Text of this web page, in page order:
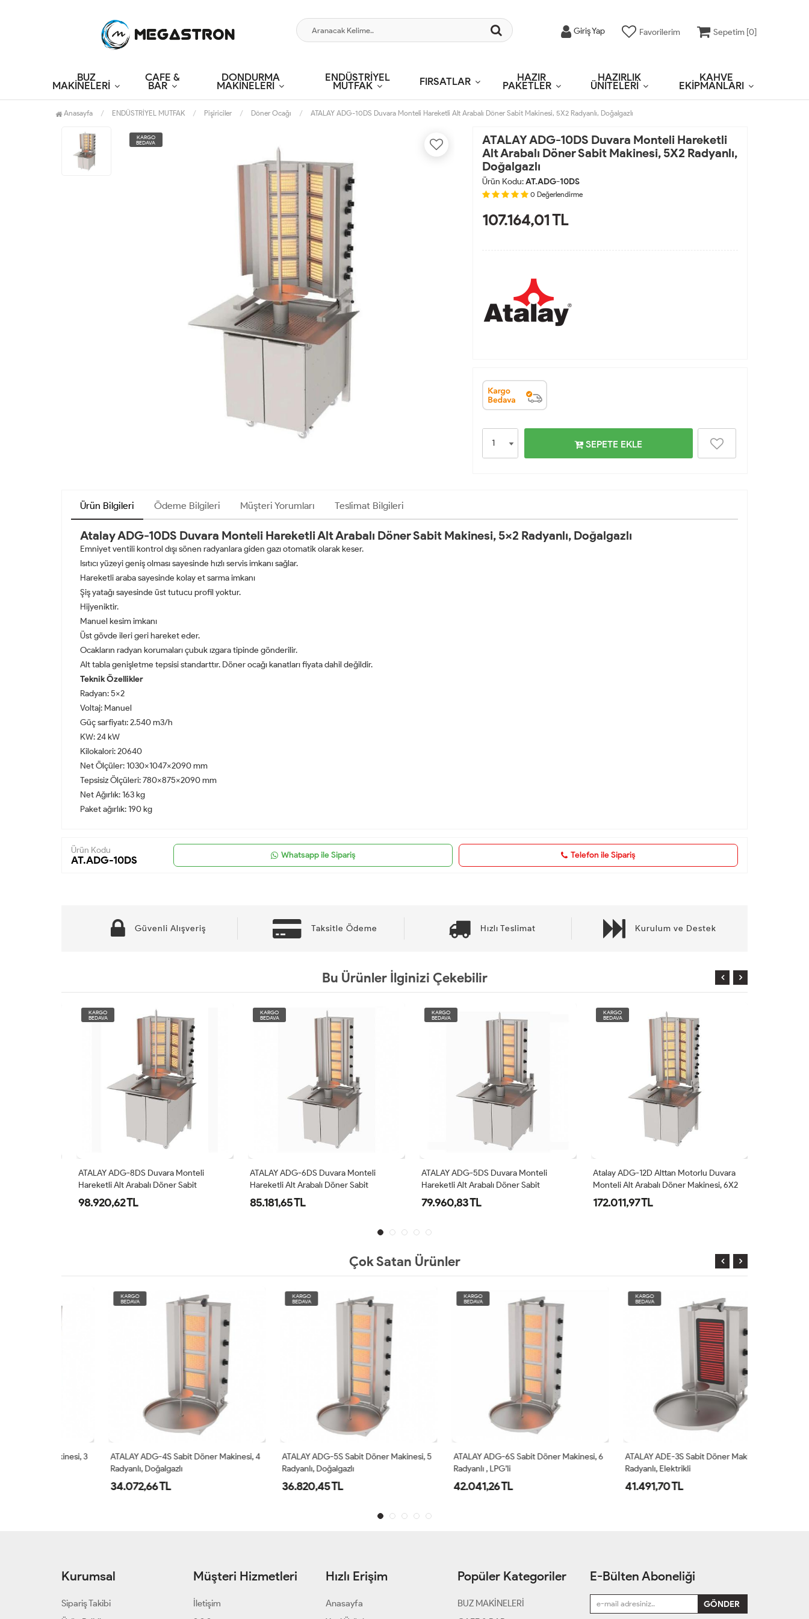
Giriş Yap Favorilerim Sepetim [0]
BUZ
MAKİNELERİ
CAFE &
BAR
DONDURMA
MAKİNELERİ
ENDÜSTRİYEL
MUTFAK FIRSATLAR HAZIR
PAKETLER
HAZIRLIK
ÜNİTELERİ
KAHVE
EKİPMANLARI
Anasayfa ENDÜSTRİYEL MUTFAK Pişiriciler Döner Ocağı ATALAY ADG-10DS Duvara Monteli Hareketli Alt Arabalı Döner Sabit Makinesi, 5X2 Radyanlı, Doğalgazlı
KARGO
BEDAVA
ATALAY ADG-10DS Duvara Monteli Hareketli
Alt Arabalı Döner Sabit Makinesi, 5X2 Radyanlı,
Doğalgazlı
Ürün Kodu:AT.ADG-10DS
0 Değerlendirme
107.164,01TL
SEPETE EKLE
Ürün Bilgileri Ödeme Bilgileri Müşteri Yorumları Teslimat Bilgileri
Atalay ADG-10DS Duvara Monteli Hareketli Alt Arabalı Döner Sabit Makinesi, 5x2 Radyanlı, Doğalgazlı
Emniyet ventili kontrol dışı sönen radyanlara giden gazı otomatik olarak keser.
Isıtıcı yüzeyi geniş olması sayesinde hızlı servis imkanı sağlar.
Hareketli araba sayesinde kolay et sarma imkanı
Şiş yatağı sayesinde üst tutucu profil yoktur.
Hijyeniktir.
Manuel kesim imkanı
Üst gövde ileri geri hareket eder.
Ocakların radyan korumaları çubuk ızgara tipinde gönderilir.
Alt tabla genişletme tepsisi standarttır. Döner ocağı kanatları fiyata dahil değildir.
Teknik Özellikler
Radyan: 5x2
Voltaj: Manuel
Güç sarfiyatı: 2.540 m3/h
KW: 24 kW
Kilokalori: 20640
Net Ölçüler: 1030x1047x2090 mm
Tepsisiz Ölçüleri: 780x875x2090 mm
Net Ağırlık: 163 kg
Paket ağırlık: 190 kg
Ürün Kodu
AT.ADG-10DS Whatsapp ile Sipariş Telefon ile Sipariş
Güvenli Alışveriş Taksitle Ödeme Hızlı Teslimat Kurulum ve Destek
Bu Ürünler İlginizi Çekebilir
KARGO
BEDAVA
ATALAY ADG-8DS Duvara Monteli
Hareketli Alt Arabalı Döner Sabit
Makinesi, 4+2 Radyanlı, Doğalgazlı
98.920,62 TL
KARGO
BEDAVA
ATALAY ADG-6DS Duvara Monteli
Hareketli Alt Arabalı Döner Sabit
Makinesi, 6 Radyanlı, Doğalgazlı
85.181,65 TL
KARGO
BEDAVA
ATALAY ADG-5DS Duvara Monteli
Hareketli Alt Arabalı Döner Sabit
Makinesi, 5 Radyanlı, Doğalgazlı
79.960,83 TL
KARGO
BEDAVA
Atalay ADG-12D Alttan Motorlu Duvara
Monteli Alt Arabalı Döner Makinesi, 6X2
Radyanlı, LPG'li
172.011,97 TL
Çok Satan Ürünler
ATALAY ADG-4S Sabit Döner Makinesi, 4
Radyanlı, Doğalgazlı
34.072,66 TL
ATALAY ADG-5S Sabit Döner Makinesi, 5
Radyanlı, Doğalgazlı
36.820,45 TL
ATALAY ADG-6S Sabit Döner Makinesi, 6
Radyanlı , LPG’li
42.041,26 TL
ATALAY ADE-3S Sabit Döner Makinesi, 3
Radyanlı, Elektrikli
41.491,70 TL
Kurumsal
Sipariş Takibi
Müşteri Hizmetleri
İletişim
Hızlı Erişim
Anasayfa
Popüler Kategoriler
BUZ MAKİNELERİ
E-Bülten Aboneliği